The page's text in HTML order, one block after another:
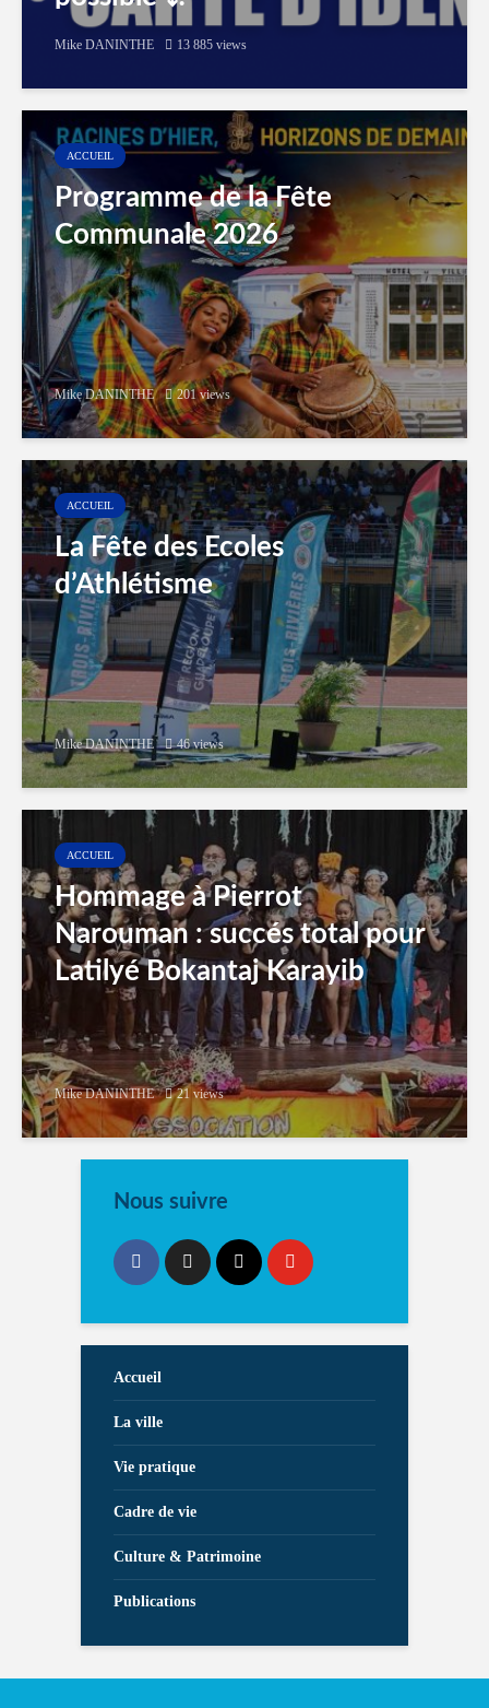
Mike DANINTHE 13 885 views
ACCUEIL
Programme de la Fête
Communale 2026
Mike DANINTHE 201 views
ACCUEIL
La Fête des Ecoles
d’Athlétisme
Mike DANINTHE 46 views
ACCUEIL
Hommage à Pierrot
Narouman : succés total pour
Latilyé Bokantaj Karayib
Mike DANINTHE 21 views
Nous suivre
Accueil
La ville
Vie pratique
Cadre de vie
Culture & Patrimoine
Publications